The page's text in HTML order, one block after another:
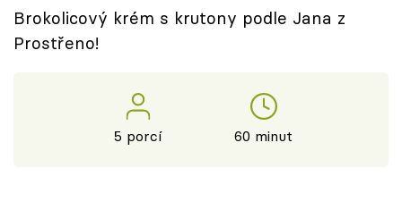
Sledujte prima+
Brokolicový krém s krutony podle Jana z
Prostřeno!
5 porcí 60 minut